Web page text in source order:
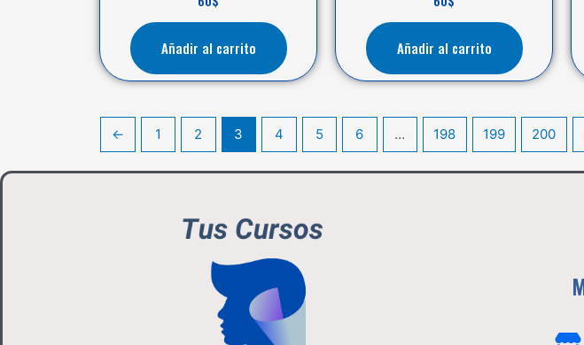
Añadir al carrito Añadir al carrito
← 1 2 3 4 5 6 … 198 199 200